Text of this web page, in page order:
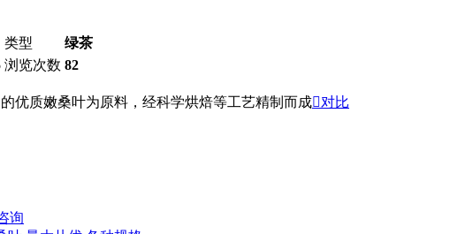
类型
绿茶
浏览次数 82
优质嫩桑叶为原料，经科学烘焙等工艺精制而成对比
询